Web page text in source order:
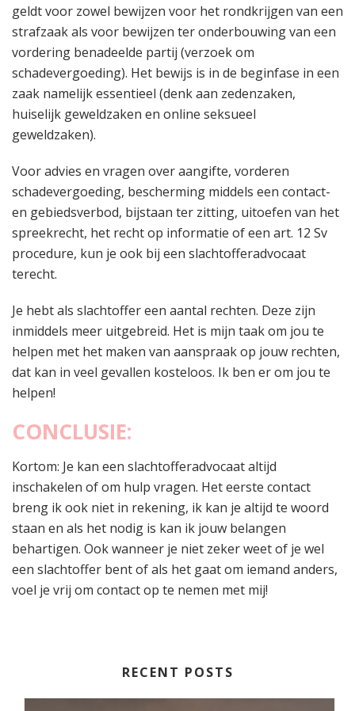
geldt voor zowel bewijzen voor het rondkrijgen van een
strafzaak als voor bewijzen ter onderbouwing van een
vordering benadeelde partij (verzoek om
schadevergoeding). Het bewijs is in de beginfase in een
zaak namelijk essentieel (denk aan zedenzaken,
huiselijk geweldzaken en online seksueel
geweldzaken).
Voor advies en vragen over aangifte, vorderen
schadevergoeding, bescherming middels een contact-
en gebiedsverbod, bijstaan ter zitting, uitoefen van het
spreekrecht, het recht op informatie of een art. 12 Sv
procedure, kun je ook bij een slachtofferadvocaat
terecht.
Je hebt als slachtoffer een aantal rechten. Deze zijn
inmiddels meer uitgebreid. Het is mijn taak om jou te
helpen met het maken van aanspraak op jouw rechten,
dat kan in veel gevallen kosteloos. Ik ben er om jou te
helpen!
CONCLUSIE:
Kortom: Je kan een slachtofferadvocaat altijd
inschakelen of om hulp vragen. Het eerste contact
breng ik ook niet in rekening, ik kan je altijd te woord
staan en als het nodig is kan ik jouw belangen
behartigen. Ook wanneer je niet zeker weet of je wel
een slachtoffer bent of als het gaat om iemand anders,
voel je vrij om contact op te nemen met mij!
RECENT POSTS